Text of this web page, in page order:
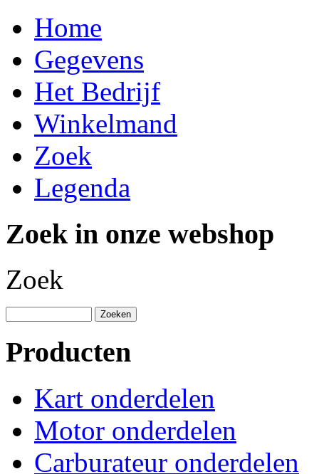
Home
Gegevens
Het Bedrijf
Winkelmand
Zoek
Legenda
Zoek in onze webshop
Zoek
Producten
Kart onderdelen
Motor onderdelen
Carburateur onderdelen